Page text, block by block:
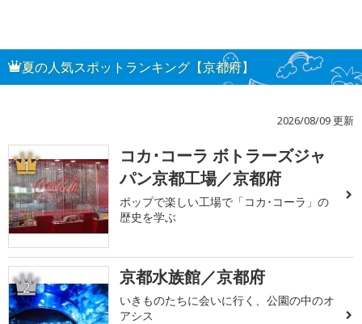
夏の人気スポットランキング【京都府】
2026/08/09 更新
1
コカ･コーラ ボトラーズジャ
パン京都工場／京都府
ポップで楽しい工場で「コカ･コーラ」の
歴史を学ぶ
2 京都水族館／京都府
いきものたちに会いに行く、公園の中のオ
アシス